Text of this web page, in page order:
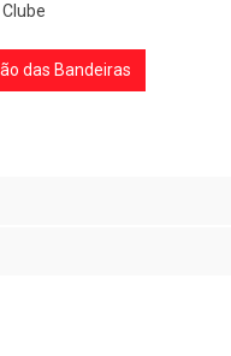
das Bandeiras